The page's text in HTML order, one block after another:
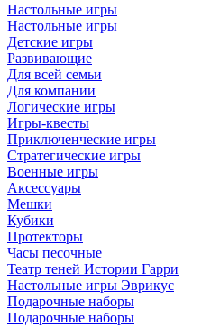
Настольные игры
Настольные игры
Детские игры
Развивающие
Для всей семьи
Для компании
Логические игры
Игры-квесты
Приключенческие игры
Стратегические игры
Военные игры
Аксессуары
Мешки
Кубики
Протекторы
Часы песочные
Театр теней Истории Гарри
Настольные игры Эврикус
Подарочные наборы
Подарочные наборы